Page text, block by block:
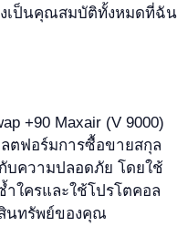
งเป็นคุณสมบัติทั้งหมดที่ฉัน
ลตฟอร์มการซื้อขายสกุล
บความปลอดภัย โดยใช้
ใครและใช้โปรโตคอล
นทรัพย์ของคุณ